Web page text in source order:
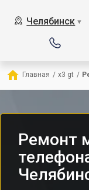
Челябинск ▼
Главная / x3 gt /
Ремонт